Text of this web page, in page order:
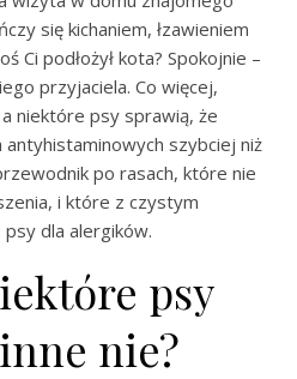
się kichaniem, łzawieniem
Ci podłożył kota? Spokojnie –
przyjaciela. Co więcej,
niektóre psy sprawią, że
antyhistaminowych szybciej niż
po rasach, które nie
i które z czystym
psy dla alergików.
psy
nie?